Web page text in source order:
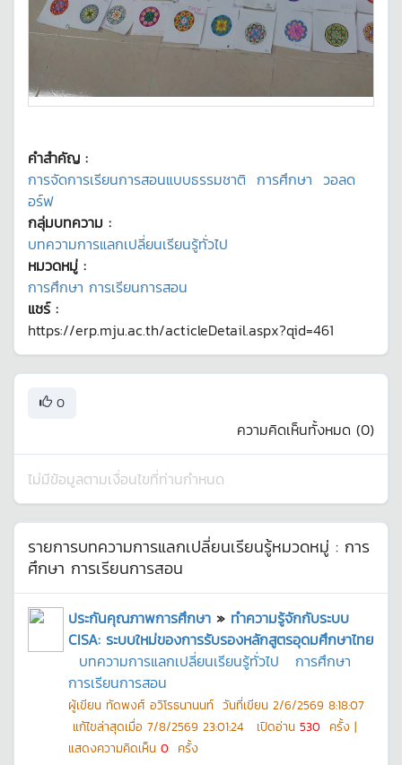
คำสำคัญ :
การจัดการเรียนการสอนแบบธรรมชาติ การศึกษา วอลด
อร์ฟ
กลุ่มบทความ :
บทความการแลกเปลี่ยนเรียนรู้ทั่วไป
หมวดหมู่ :
การศึกษา การเรียนการสอน
แชร์ :
https://erp.mju.ac.th/acticleDetail.aspx?qid=461
0
ความคิดเห็นทั้งหมด (0)
ไม่มีข้อมูลตามเงื่อนไขที่ท่านกำหนด
รายการบทความการแลกเปลี่ยนเรียนรู้หมวดหมู่ : การ
ศึกษา การเรียนการสอน
ประกันคุณภาพการศึกษา » ทำความรู้จักกับระบบ
CISA: ระบบใหม่ของการรับรองหลักสูตรอุดมศึกษาไทย
บทความการแลกเปลี่ยนเรียนรู้ทั่วไป
การศึกษา
การเรียนการสอน
ผู้เขียน ทัดพงศ์ อวิโรธนานนท์ วันที่เขียน 2/6/2569 8:18:07
แก้ไขล่าสุดเมื่อ 7/8/2569 23:01:24 เปิดอ่าน 530 ครั้ง |
แสดงความคิดเห็น 0 ครั้ง